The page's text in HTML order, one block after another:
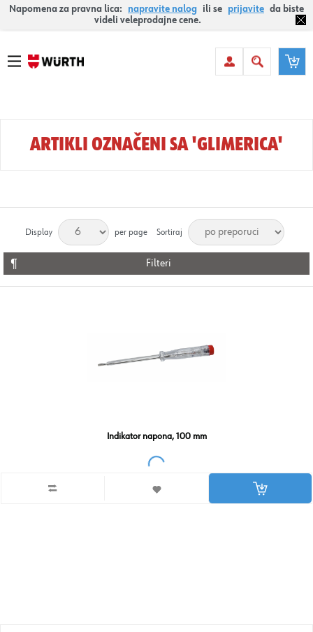
Napomena za pravna lica: napravite nalog ili se prijavite da biste
videli veleprodajne cene.
ARTIKLI OZNAČENI SA 'GLIMERICA'
Display per page Sortiraj
Filteri
Indikator napona, 100 mm